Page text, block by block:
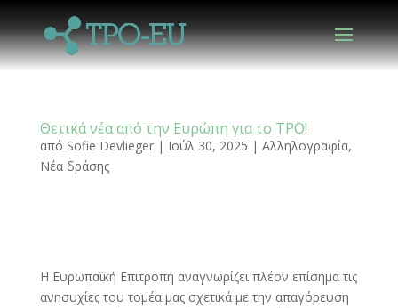
Θετικά νέα από την Ευρώπη για το TPO!
από Sofie Devlieger| Ιούλ 30, 2025 | Αλληλογραφία,
Νέα δράσης
Η Ευρωπαϊκή Επιτροπή αναγνωρίζει πλέον επίσημα τις
ανησυχίες του τομέα μας σχετικά με την απαγόρευση